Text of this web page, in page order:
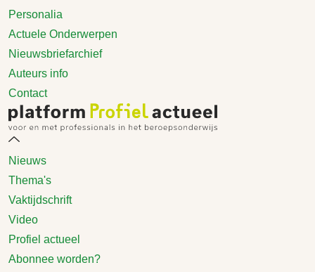
Personalia
Actuele Onderwerpen
Nieuwsbriefarchief
Auteurs info
Contact
Nieuws
Thema's
Vaktijdschrift
Video
Profiel actueel
Abonnee worden?